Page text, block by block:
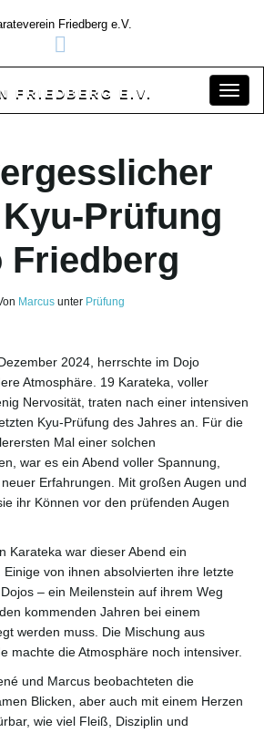
Friedberg e.V.
l
Prüfung
Friedberg
Marcus unter Prüfung
2024, herrschte im Dojo
Atmosphäre. 19 Karateka, voller
Nervosität, traten nach einer intensiven
Kyu-Prüfung des Jahres an. Für die
Mal einer solchen
war es ein Abend voller Spannung,
Erfahrungen. Mit großen Augen und
ihr Können vor den prüfenden Augen
Karateka war dieser Abend ein
von ihnen absolvierten ihre letzte
– ein Meilenstein auf ihrem Weg
kommenden Jahren bei einem
werden muss. Die Mischung aus
machte die Atmosphäre noch intensiver.
und Marcus beobachteten die
Blicken, aber auch mit einem Herzen
wie viel Fleiß, Disziplin und